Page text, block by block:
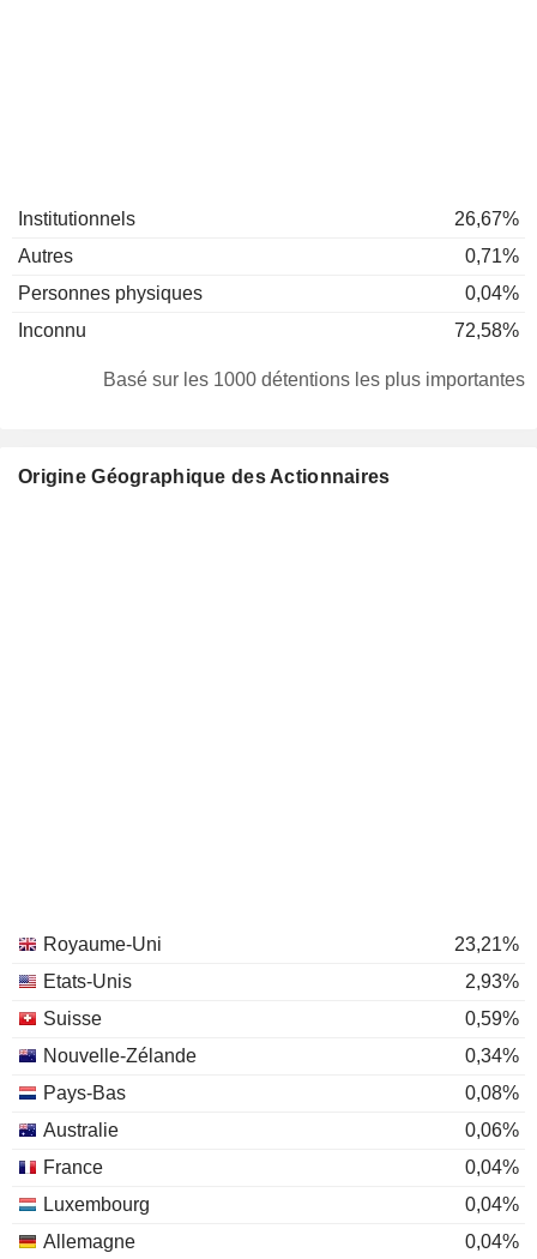
Institutionnels
26,67%
Autres
0,71%
Personnes physiques
0,04%
Inconnu
72,58%
Basé sur les 1000 détentions les plus importantes
Origine Géographique des Actionnaires
Royaume-Uni
23,21%
Etats-Unis
2,93%
Suisse
0,59%
Nouvelle-Zélande
0,34%
Pays-Bas
0,08%
Australie
0,06%
France
0,04%
Luxembourg
0,04%
Allemagne
0,04%